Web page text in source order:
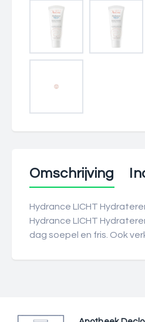
Omschrijving
Hydrance LICHT
Hydrance LICHT
dag soepel en fris. Ook